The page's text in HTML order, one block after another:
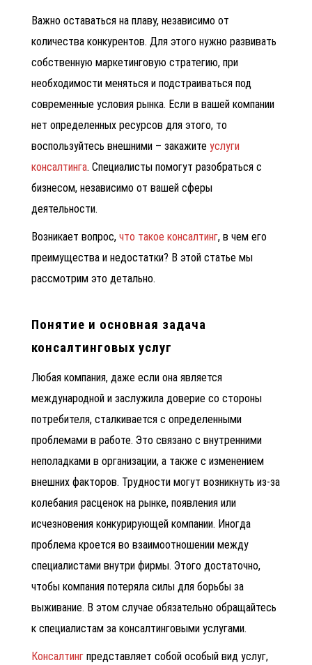
Важно оставаться на плаву, независимо от
количества конкурентов. Для этого нужно развивать
собственную маркетинговую стратегию, при
необходимости меняться и подстраиваться под
современные условия рынка. Если в вашей компании
нет определенных ресурсов для этого, то
воспользуйтесь внешними – закажите услуги
консалтинга. Специалисты помогут разобраться с
бизнесом, независимо от вашей сферы
деятельности.
Возникает вопрос, что такое консалтинг, в чем его
преимущества и недостатки? В этой статье мы
рассмотрим это детально.
Понятие и основная задача
консалтинговых услуг
Любая компания, даже если она является
международной и заслужила доверие со стороны
потребителя, сталкивается с определенными
проблемами в работе. Это связано с внутренними
неполадками в организации, а также с изменением
внешних факторов. Трудности могут возникнуть из-за
колебания расценок на рынке, появления или
исчезновения конкурирующей компании. Иногда
проблема кроется во взаимоотношении между
специалистами внутри фирмы. Этого достаточно,
чтобы компания потеряла силы для борьбы за
выживание. В этом случае обязательно обращайтесь
к специалистам за консалтинговыми услугами.
Консалтинг представляет собой особый вид услуг,